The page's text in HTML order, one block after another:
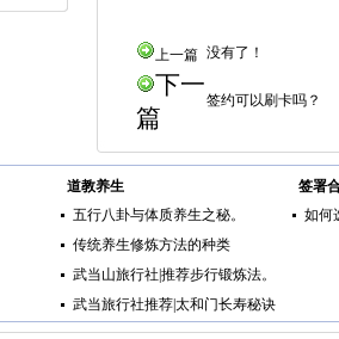
上一篇 没有了！
下一
篇
签约可以刷卡吗？
道教养生
五行八卦与体质养生之秘。
传统养生修炼方法的种类
武当山旅行社|推荐步行锻炼法。
武当旅行社推荐|太和门长寿秘诀
签署
如何